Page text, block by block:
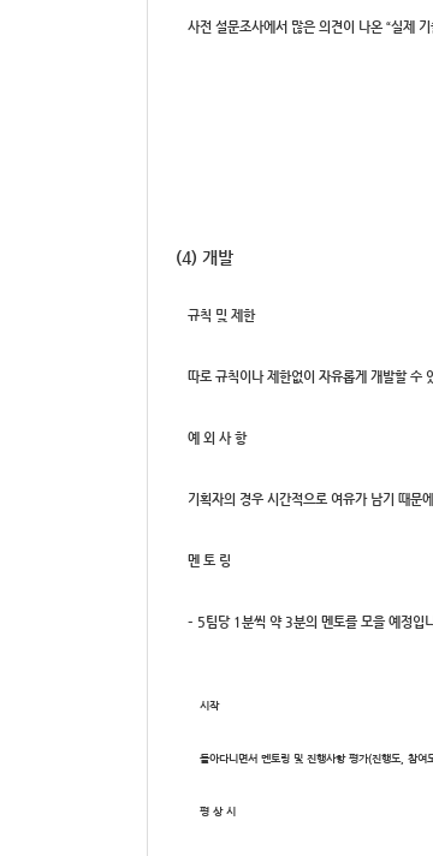
사전 설문조사에서 많은 의견이 나온 “실제
(4) 개발
규칙 및 제한
따로 규칙이나 제한없이 자유롭게 개발할 수
예 외 사 항
기획자의 경우 시간적으로 여유가 남기 때
멘 토 링
– 5팀당 1분씩 약 3분의 멘토를 모을 예정입
시작
돌아다니면서 멘토링 및 진행사항 평가(진행도, 참
평 상 시